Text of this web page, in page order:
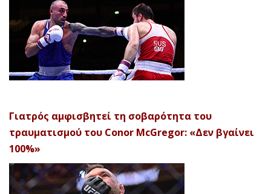
Γιατρός αμφισβητεί τη σοβαρότητα του
τραυματισμού του Conor McGregor: «Δεν βγαίνει
100%»